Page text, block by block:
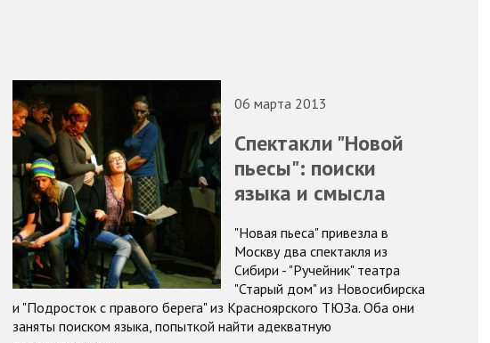
06 марта 2013
Спектакли "Новой
пьесы": поиски
языка и смысла
"Новая пьеса" привезла в
Москву два спектакля из
Сибири - "Ручейник" театра
"Старый дом" из Новосибирска
и "Подросток с правого берега" из Красноярского ТЮЗа. Оба они
заняты поиском языка, попыткой найти адекватную